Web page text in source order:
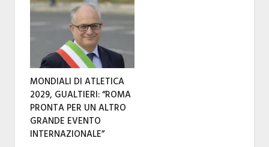
MONDIALI DI ATLETICA
2029, GUALTIERI: “ROMA
PRONTA PER UN ALTRO
GRANDE EVENTO
INTERNAZIONALE”